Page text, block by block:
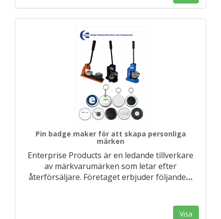
Pin badge maker för att skapa personliga
märken
Enterprise Products är en ledande tillverkare
av märkvarumärken som letar efter
återförsäljare. Företaget erbjuder följande…
Visa